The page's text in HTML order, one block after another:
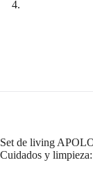
Set de living
Cuidados y